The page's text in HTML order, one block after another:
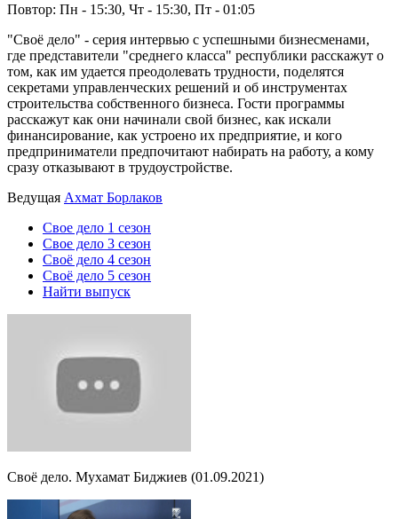
Повтор: Пн - 15:30, Чт - 15:30, Пт - 01:05
"Своё дело" - серия интервью с успешными бизнесменами,
где представители "среднего класса" республики расскажут о
том, как им удается преодолевать трудности, поделятся
секретами управленческих решений и об инструментах
строительства собственного бизнеса. Гости программы
расскажут как они начинали свой бизнес, как искали
финансирование, как устроено их предприятие, и кого
предприниматели предпочитают набирать на работу, а кому
сразу отказывают в трудоустройстве.
Ведущая Ахмат Борлаков
Свое дело 1 сезон
Свое дело 3 сезон
Своё дело 4 сезон
Своё дело 5 сезон
Найти выпуск
Своё дело. Мухамат Биджиев (01.09.2021)